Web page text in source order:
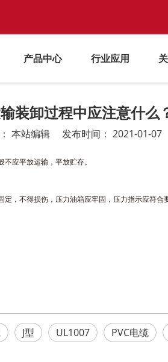
产品中心 行业应用
装卸过程中应注意什么
本站编辑 发布时间： 2021-01-
应平放运输，平放贮存。
，不得损伤，压力油箱应牢固，压力指示应符合
J型 UL1007 PVC电缆